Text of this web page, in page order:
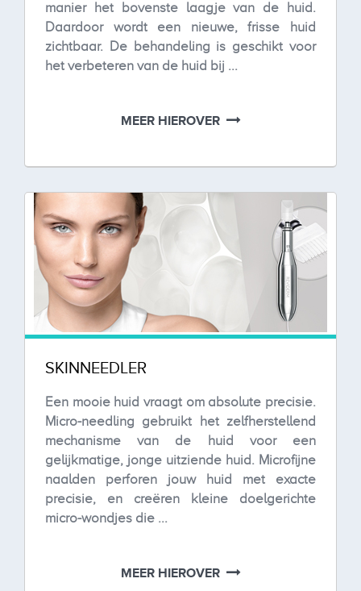
manier het bovenste laagje van de huid.
Daardoor wordt een nieuwe, frisse huid
zichtbaar. De behandeling is geschikt voor
het verbeteren van de huid bij ...
MEER HIEROVER
SKINNEEDLER
Een mooie huid vraagt om absolute precisie.
Micro-needling gebruikt het zelfherstellend
mechanisme van de huid voor een
gelijkmatige, jonge uitziende huid. Microfijne
naalden perforen jouw huid met exacte
precisie, en creëren kleine doelgerichte
micro-wondjes die ...
MEER HIEROVER